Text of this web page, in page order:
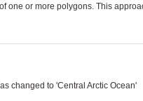
one or more polygons. This
changed to 'Central Arctic Ocean'